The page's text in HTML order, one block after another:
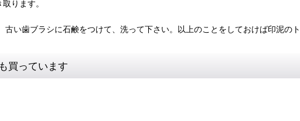
ります。
い歯ブラシに石鹸をつけて、洗って下さい。以上のことをしておけば印泥の
買っています